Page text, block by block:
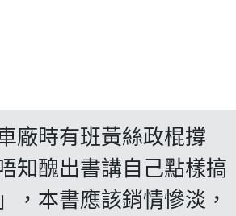
廠時有班黃絲政棍撐
知醜出書講自己點樣搞
，本書應該銷情慘淡，